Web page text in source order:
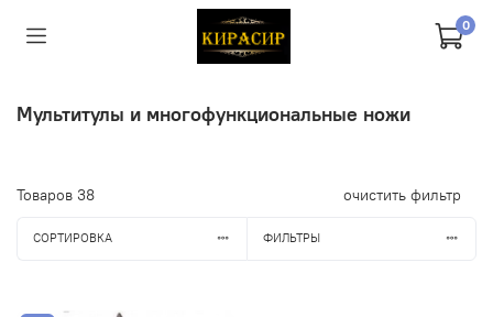
0
Мультитулы и многофункциональные ножи
Товаров 38 очистить фильтр
СОРТИРОВКА ФИЛЬТРЫ